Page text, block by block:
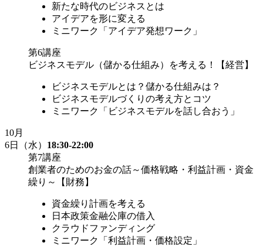
新たな時代のビジネスとは
アイデアを形に変える
ミニワーク「アイデア発想ワーク」
第6講座
ビジネスモデル（儲かる仕組み）を考える！【経営】
ビジネスモデルとは？儲かる仕組みは？
ビジネスモデルづくりの考え方とコツ
ミニワーク「ビジネスモデルを話し合おう」
10月
6日
（水） 18:30-22:00
第7講座
創業者のためのお金の話～価格戦略・利益計画・資金
繰り～【財務】
資金繰り計画を考える
日本政策金融公庫の借入
クラウドファンディング
ミニワーク「利益計画・価格設定」